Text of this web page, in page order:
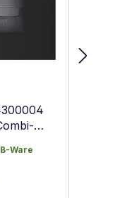
Ware
Ware